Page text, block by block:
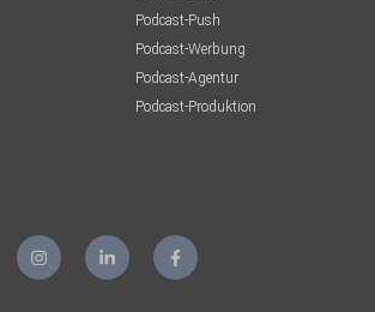
Podcast-Push
Podcast-Werbung
Podcast-Agentur
Podcast-Produktion